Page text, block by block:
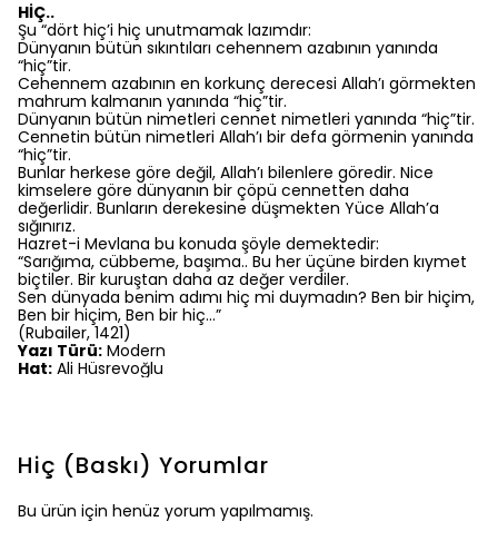
HİÇ..
Şu “dört hiç’i hiç unutmamak lazımdır:
Dünyanın bütün sıkıntıları cehennem azabının yanında
“hiç”tir.
Cehennem azabının en korkunç derecesi Allah’ı görmekten
mahrum kalmanın yanında “hiç”tir.
Dünyanın bütün nimetleri cennet nimetleri yanında “hiç”tir.
Cennetin bütün nimetleri Allah’ı bir defa görmenin yanında
“hiç”tir.
Bunlar herkese göre değil, Allah’ı bilenlere göredir. Nice
kimselere göre dünyanın bir çöpü cennetten daha
değerlidir. Bunların derekesine düşmekten Yüce Allah’a
sığınırız.
Hazret-i Mevlana bu konuda şöyle demektedir:
“Sarığıma, cübbeme, başıma.. Bu her üçüne birden kıymet
biçtiler. Bir kuruştan daha az değer verdiler.
Sen dünyada benim adımı hiç mi duymadın? Ben bir hiçim,
Ben bir hiçim, Ben bir hiç...”
(Rubailer, 1421)
Yazı Türü: Modern
Hat: Ali Hüsrevoğlu
Hiç (Baskı) Yorumlar
Bu ürün için henüz yorum yapılmamış.